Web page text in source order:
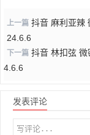
上一篇 抖音 麻利亚辣
24.6.6
下一篇 抖音 林扣弦
4.6.6
发表评论